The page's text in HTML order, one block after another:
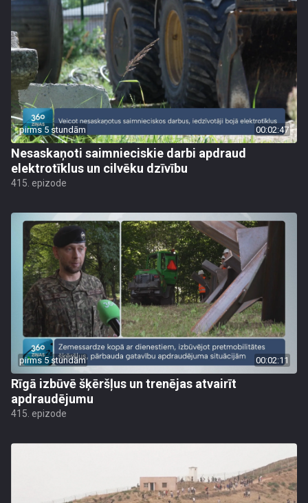
pirms 5 stundām 00:02:47
Nesaskaņoti saimnieciskie darbi apdraud
elektrotīklus un cilvēku dzīvību
415. epizode
pirms 5 stundām 00:02:11
Rīgā izbūvē šķēršļus un trenējas atvairīt
apdraudējumu
415. epizode